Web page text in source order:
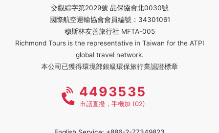
交觀綜字第2029號 品保協會北0030號
國際航空運輸協會會員編號：34301061
穆斯林友善旅行社 MFTA-005
Richmond Tours is the representative in Taiwan for the ATPI
global travel network.
本公司已獲得環境部銀級環保旅行業認證標章
4493535
市話直撥，手機加 (02)